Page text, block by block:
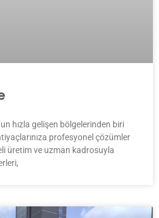
hızla gelişen bölgelerinden biri
profesyonel çözümler
üretim ve uzman kadrosuyla